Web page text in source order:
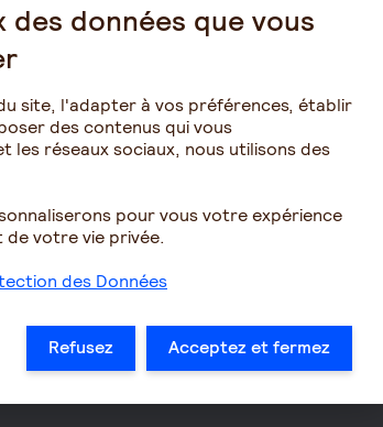
des données que vous
site, l'adapter à vos préférences, établir
des contenus qui vous
réseaux sociaux, nous utilisons des
pour vous votre expérience
votre vie privée.
des Données
Refusez Acceptez et fermez